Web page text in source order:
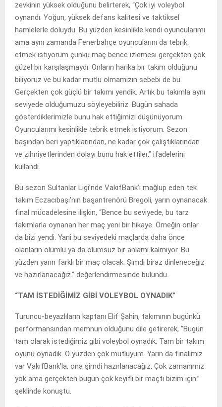
zevkinin yüksek olduğunu belirterek, “Çok iyi voleybol
oynandı. Yoğun, yüksek defans kalitesi ve taktiksel
hamlelerle doluydu. Bu yüzden kesinlikle kendi oyuncularımı
ama aynı zamanda Fenerbahçe oyuncularını da tebrik
etmek istiyorum çünkü maç bence izlemesi gerçekten çok
güzel bir karşılaşmaydı. Onların harika bir takım olduğunu
biliyoruz ve bu kadar mutlu olmamızın sebebi de bu.
Gerçekten çok güçlü bir takımı yendik. Artık bu takımla aynı
seviyede olduğumuzu söyleyebiliriz. Bugün sahada
gösterdiklerimizle bunu hak ettiğimizi düşünüyorum.
Oyuncularımı kesinlikle tebrik etmek istiyorum. Sezon
başından beri yaptıklarından, ne kadar çok çalıştıklarından
ve zihniyetlerinden dolayı bunu hak ettiler.” ifadelerini
kullandı.
Bu sezon Sultanlar Ligi’nde VakıfBank’ı mağlup eden tek
takım Eczacıbaşı’nın başantrenörü Bregoli, yarın oynanacak
final mücadelesine ilişkin, “Bence bu seviyede, bu tarz
takımlarla oynanan her maç yeni bir hikaye. Örneğin onlar
da bizi yendi. Yani bu seviyedeki maçlarda daha önce
olanların olumlu ya da olumsuz bir anlamı kalmıyor. Bu
yüzden yarın farklı bir maç olacak. Şimdi biraz dinleneceğiz
ve hazırlanacağız.” değerlendirmesinde bulundu.
“TAM İSTEDİĞİMİZ GİBİ VOLEYBOL OYNADIK”
Turuncu-beyazlıların kaptanı Elif Şahin, takımının bugünkü
performansından memnun olduğunu dile getirerek, “Bugün
tam olarak istediğimiz gibi voleybol oynadık. Tam bir takım
oyunu oynadık. O yüzden çok mutluyum. Yarın da finalimiz
var VakıfBank’la, ona şimdi hazırlanacağız. Çok zamanımız
yok ama gerçekten bugün çok keyifli bir maçtı bizim için.”
şeklinde konuştu.